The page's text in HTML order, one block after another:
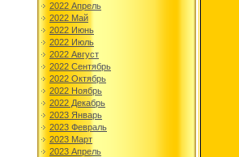
2022 Апрель
2022 Май
2022 Июнь
2022 Июль
2022 Август
2022 Сентябрь
2022 Октябрь
2022 Ноябрь
2022 Декабрь
2023 Январь
2023 Февраль
2023 Март
2023 Апрель